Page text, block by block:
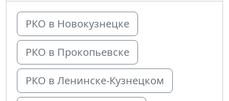
РКО в Новокузнецке
РКО в Прокопьевске
РКО в Ленинске-Кузнецком